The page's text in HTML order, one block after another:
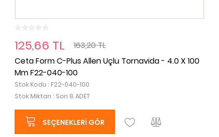
125,66 TL
163,20 TL
Ceta Form C-Plus Allen Uçlu Tornavida - 4.0 X 100
Mm F22-040-100
Stok Kodu : F22-040-100
Stok Miktarı : Son 8 ADET
SEÇENEKLERI GÖR